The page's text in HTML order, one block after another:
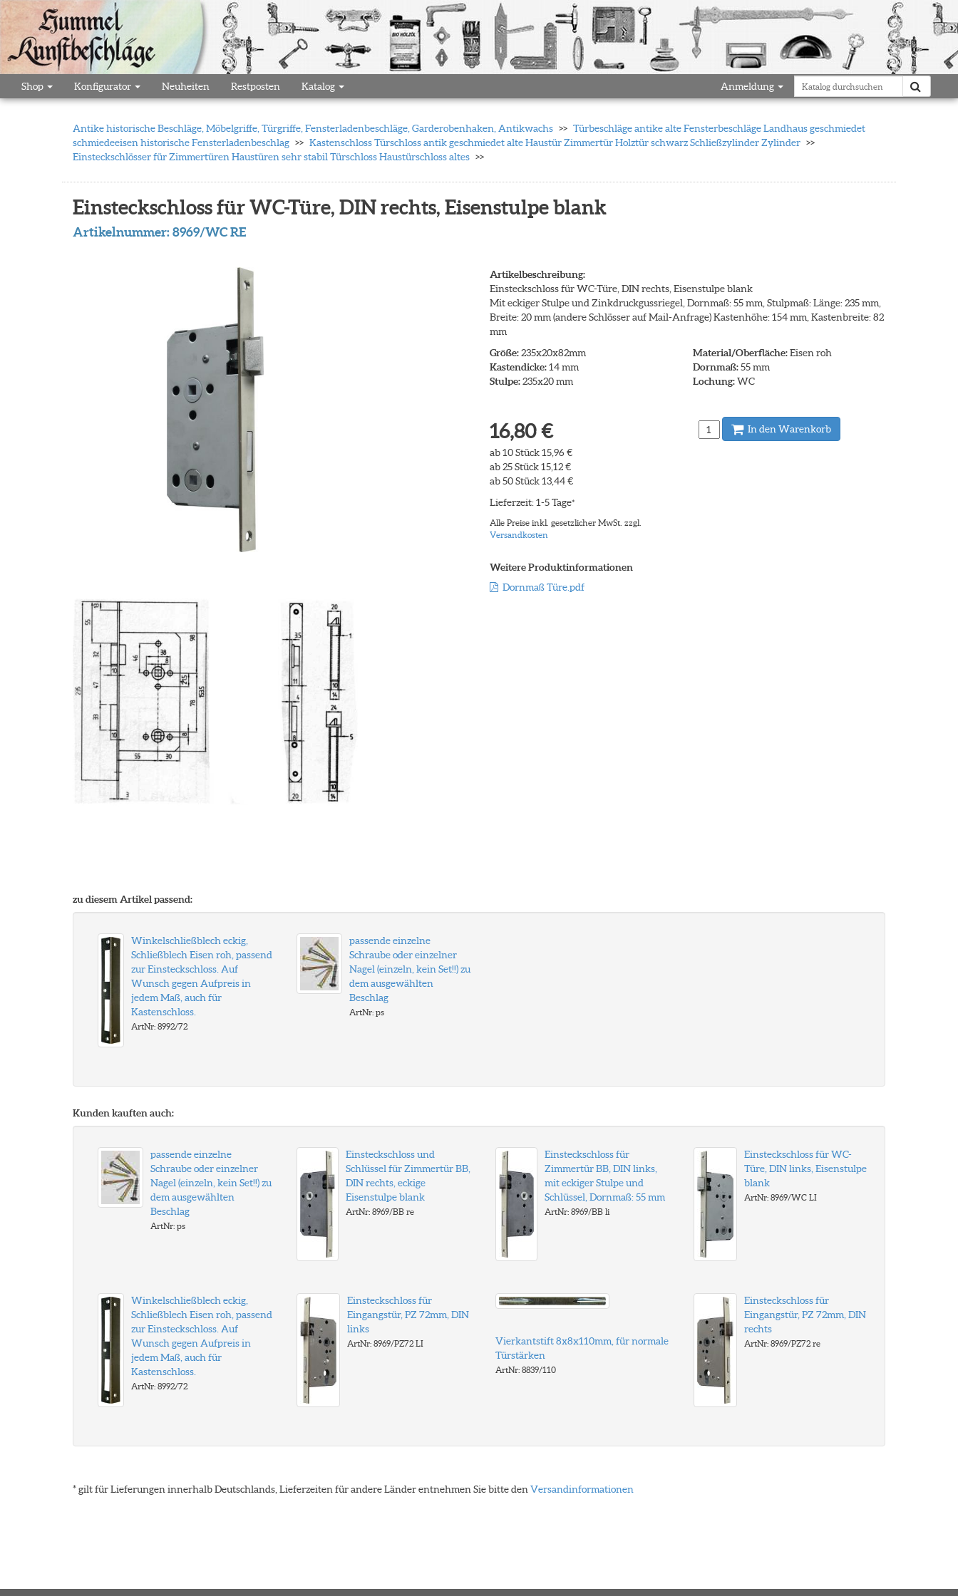
Shop Konfigurator Neuheiten Restposten Katalog Anmeldung
Antike historische Beschläge, Möbelgriffe, Türgriffe, Fensterladenbeschläge, Garderobenhaken, Antikwachs
Türbeschläge antike alte Fensterbeschläge Landhaus geschmiedet
schmiedeeisen historische Fensterladenbeschlag
Kastenschloss Türschloss antik geschmiedet alte Haustür Zimmertür Holztür schwarz Schließzylinder Zylinder
Einsteckschlösser für Zimmertüren Haustüren sehr stabil Türschloss Haustürschloss altes
Einsteckschloss für WC-Türe, DIN rechts, Eisenstulpe blank
Artikelnummer:8969/WC RE
Artikelbeschreibung:
Einsteckschloss für WC-Türe, DIN rechts, Eisenstulpe blank
Mit eckiger Stulpe und Zinkdruckgussriegel, Dornmaß: 55 mm, Stulpmaß: Länge: 235 mm,
Breite: 20 mm (andere Schlösser auf Mail-Anfrage) Kastenhöhe: 154 mm, Kastenbreite: 82
mm
Größe:235x20x82mm
Kastendicke:14 mm
Stulpe:235x20 mm
Material/Oberfläche:Eisen roh
Dornmaß:55 mm
Lochung:WC
16,80 €
ab 10 Stück 15,96 €
ab 25 Stück 15,12 €
ab 50 Stück 13,44 €
Lieferzeit: 1-5 Tage*
Alle Preise inkl. gesetzlicher MwSt. zzgl.
Versandkosten
Weitere Produktinformationen
Dornmaß Türe.pdf
In den Warenkorb
zu diesem Artikel passend:
Winkelschließblech eckig,
Schließblech Eisen roh, passend
zur Einsteckschloss. Auf
Wunsch gegen Aufpreis in
jedem Maß, auch für
Kastenschloss.
ArtNr: 8992/72
passende einzelne
Schraube oder einzelner
Nagel (einzeln, kein Set!!) zu
dem ausgewählten
Beschlag
ArtNr: ps
Kunden kauften auch:
passende einzelne
Schraube oder einzelner
Nagel (einzeln, kein Set!!) zu
dem ausgewählten
Beschlag
ArtNr: ps
Einsteckschloss und
Schlüssel für Zimmertür BB,
DIN rechts, eckige
Eisenstulpe blank
ArtNr: 8969/BB re
Einsteckschloss für
Zimmertür BB, DIN links,
mit eckiger Stulpe und
Schlüssel, Dornmaß: 55 mm
ArtNr: 8969/BB li
Einsteckschloss für WC-
Türe, DIN links, Eisenstulpe
blank
ArtNr: 8969/WC LI
Winkelschließblech eckig,
Schließblech Eisen roh, passend
zur Einsteckschloss. Auf
Wunsch gegen Aufpreis in
jedem Maß, auch für
Kastenschloss.
ArtNr: 8992/72
Einsteckschloss für
Eingangstür, PZ 72mm, DIN
links
ArtNr: 8969/PZ72 LI
Vierkantstift 8x8x110mm, für normale
Türstärken
ArtNr: 8839/110
Einsteckschloss für
Eingangstür, PZ 72mm, DIN
rechts
ArtNr: 8969/PZ72 re
* gilt für Lieferungen innerhalb Deutschlands, Lieferzeiten für andere Länder entnehmen Sie bitte den Versandinformationen